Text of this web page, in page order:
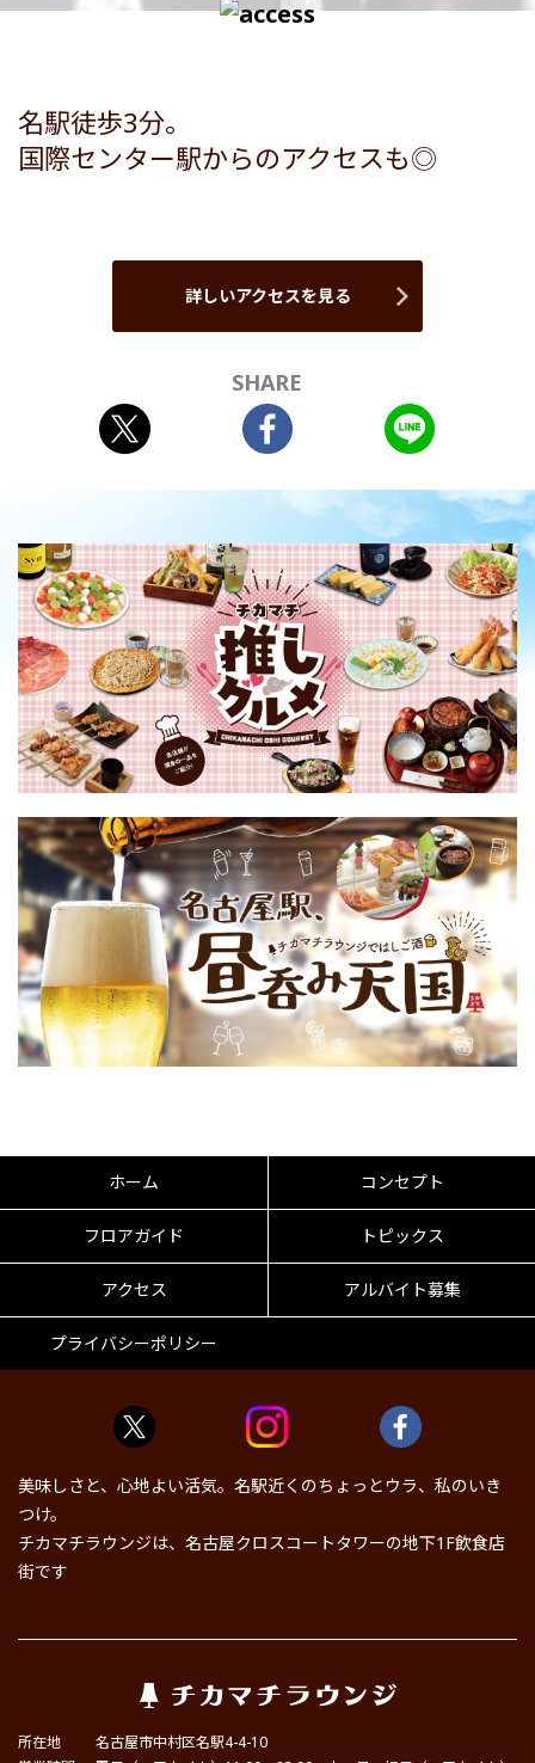
名駅徒歩3分。
国際センター駅からのアクセスも◎
詳しいアクセスを見る
SHARE
ホーム コンセプト
フロアガイド トピックス
アクセス アルバイト募集
プライバシーポリシー
美味しさと、心地よい活気。名駅近くのちょっとウラ、私のいき
つけ。
チカマチラウンジは、名古屋クロスコートタワーの地下1F飲食店
街です
所在地
名古屋市中村区名駅4-4-10